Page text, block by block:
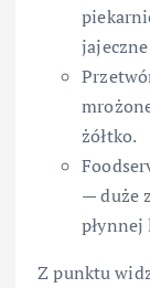
żółtko.
— duże
Z punktu